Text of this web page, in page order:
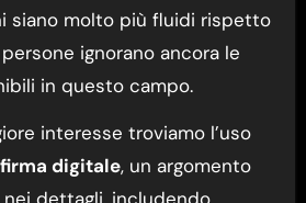
siano molto più fluidi rispetto
ignorano ancora le
in questo campo.
interesse troviamo l’uso
digitale, un argomento